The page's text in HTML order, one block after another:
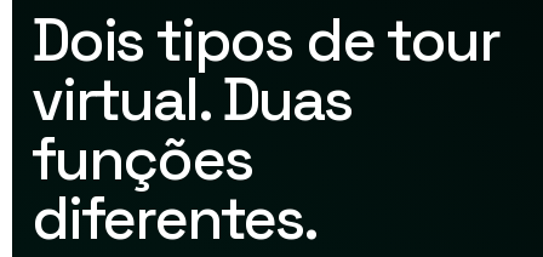
Dois tipos de tour
virtual. Duas
funções
diferentes.